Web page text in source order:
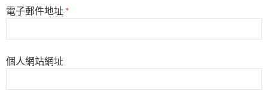
電子郵件地址 *
個人網站網址